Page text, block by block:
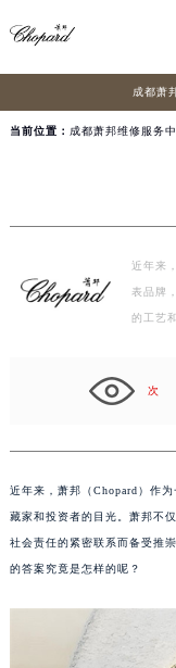
成都萧
当前位置： 成都萧邦维修服务
近年来
表品牌
的工艺
次
近年来，萧邦（Chopard）作
藏家和投资者的目光。萧邦不
社会责任的紧密联系而备受推
的答案究竟是怎样的呢？